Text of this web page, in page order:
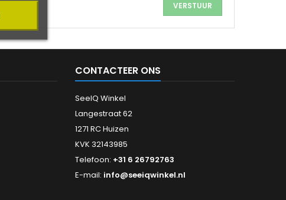
CONTACTEER ONS
SeeIQ Winkel
Langestraat 62
1271 RC Huizen
KVK 32143985
Telefoon: +31 6 26792763
E-mail: info@seeiqwinkel.nl